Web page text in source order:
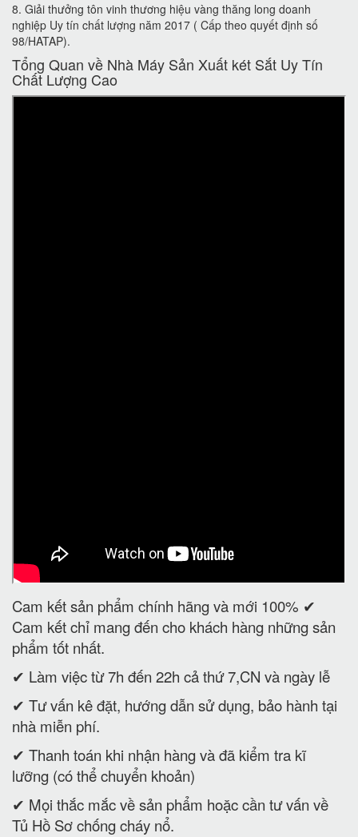
8. Giải thưởng tôn vinh thương hiệu vàng thăng long doanh
nghiệp Uy tín chất lượng năm 2017 ( Cấp theo quyết định số
98/HATAP).
Tổng Quan về Nhà Máy Sản Xuất két Sắt Uy Tín
Chất Lượng Cao
Cam kết sản phẩm chính hãng và mới 100% ✔
Cam kết chỉ mang đến cho khách hàng những sản
phẩm tốt nhất.
✔ Làm việc từ 7h đến 22h cả thứ 7,CN và ngày lễ
✔ Tư vấn kê đặt, hướng dẫn sử dụng, bảo hành tại
nhà miễn phí.
✔ Thanh toán khi nhận hàng và đã kiểm tra kĩ
lưỡng (có thể chuyển khoản)
✔ Mọi thắc mắc về sản phẩm hoặc cần tư vấn về
Tủ Hồ Sơ chống cháy nổ.